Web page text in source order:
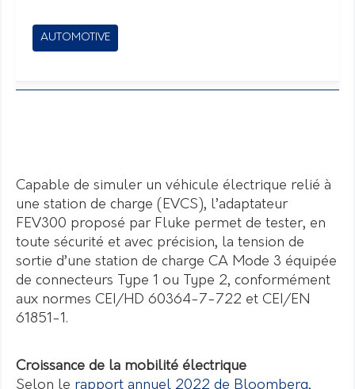
AUTOMOTIVE
Capable de simuler un véhicule électrique relié à
une station de charge (EVCS), l’adaptateur
FEV300 proposé par Fluke permet de tester, en
toute sécurité et avec précision, la tension de
sortie d’une station de charge CA Mode 3 équipée
de connecteurs Type 1 ou Type 2, conformément
aux normes CEI/HD 60364-7-722 et CEI/EN
61851-1.
Croissance de la mobilité électrique
Selon le rapport annuel 2022 de Bloomberg,